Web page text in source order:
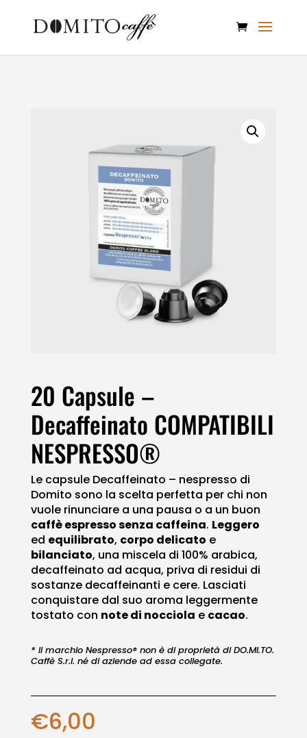
20 Capsule –
Decaffeinato COMPATIBILI
NESPRESSO®
Le capsule Decaffeinato – nespresso di
Domito sono la scelta perfetta per chi non
vuole rinunciare a una pausa o a un buon
caffè espresso senza caffeina. Leggero
ed equilibrato, corpo delicato e
bilanciato, una miscela di 100% arabica,
decaffeinato ad acqua, priva di residui di
sostanze decaffeinanti e cere. Lasciati
conquistare dal suo aroma leggermente
tostato con note di nocciola e cacao.
* Il marchio Nespresso® non è di proprietà di DO.MI.TO.
Caffè S.r.l. né di aziende ad essa collegate.
€6,00